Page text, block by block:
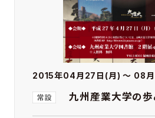
2015年04月27日(月) ～ 08
九州産業大学の歩